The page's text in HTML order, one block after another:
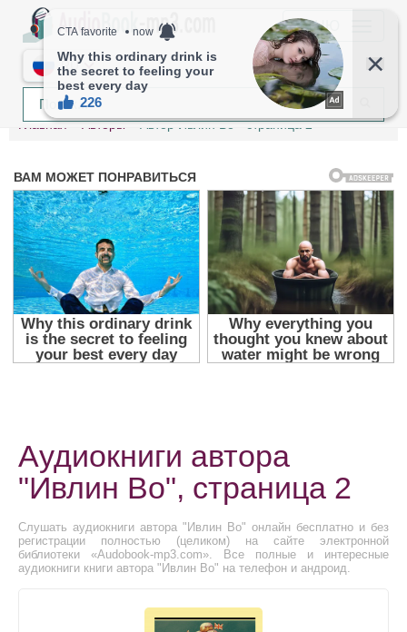
МЕНЮ
RU
Главная Авторы Автор Ивлин Во - страница 2
Аудиокниги автора
"Ивлин Во", страница 2
Слушать аудиокниги автора "Ивлин Во" онлайн бесплатно и без
регистрации полностью (целиком) на сайте электронной
библиотеки «Audobook-mp3.com». Все полные и интересные
аудиокниги книги автора "Ивлин Во" на телефон и андроид.